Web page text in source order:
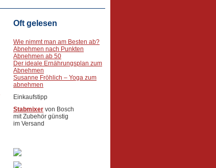
Oft gelesen
Wie nimmt man am Besten ab?
Abnehmen nach Punkten
Abnehmen ab 50
Der ideale Ernährungsplan zum
Abnehmen
Susanne Fröhlich – Yoga zum
abnehmen
Einkaufstipp
Stabmixer von Bosch
mit Zubehör günstig
im Versand